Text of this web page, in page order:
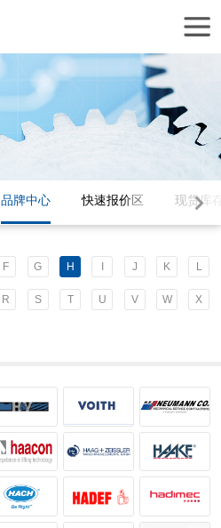
品牌中心 快速报价区 现货库
F G H J K L
R S T U V W X